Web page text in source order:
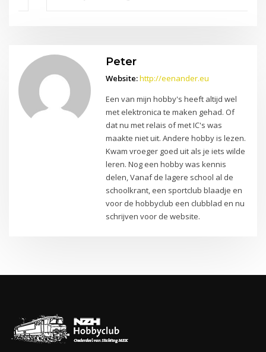
Peter
Website:http://eenander.eu
Een van mijn hobby's heeft altijd wel
met elektronica te maken gehad. Of
dat nu met relais of met IC's was
maakte niet uit. Andere hobby is lezen.
Kwam vroeger goed uit als je iets wilde
leren. Nog een hobby was kennis
delen, Vanaf de lagere school al de
schoolkrant, een sportclub blaadje en
voor de hobbyclub een clubblad en nu
schrijven voor de website.